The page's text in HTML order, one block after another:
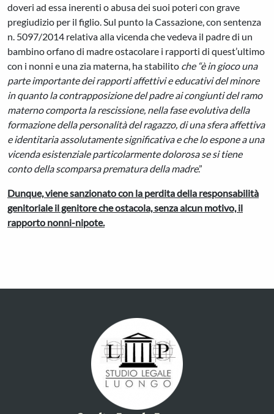
doveri ad essa inerenti o abusa dei suoi poteri con grave
pregiudizio per il figlio. Sul punto la Cassazione, con sentenza
n. 5097/2014 relativa alla vicenda che vedeva il padre di un
bambino orfano di madre ostacolare i rapporti di quest’ultimo
con i nonni e una zia materna, ha stabilito che “è in gioco una
parte importante dei rapporti affettivi e educativi del minore
in quanto la contrapposizione del padre ai congiunti del ramo
materno comporta la rescissione, nella fase evolutiva della
formazione della personalità del ragazzo, di una sfera affettiva
e identitaria assolutamente significativa e che lo espone a una
vicenda esistenziale particolarmente dolorosa se si tiene
conto della scomparsa prematura della madre.”
Dunque, viene sanzionato con la perdita della responsabilità
genitoriale il genitore che ostacola, senza alcun motivo, il
rapporto nonni-nipote.